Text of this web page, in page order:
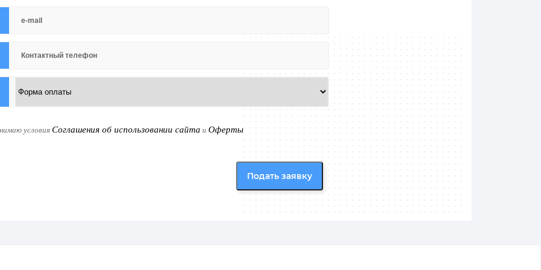
условияСоглашения об использовании сайта и Оферты